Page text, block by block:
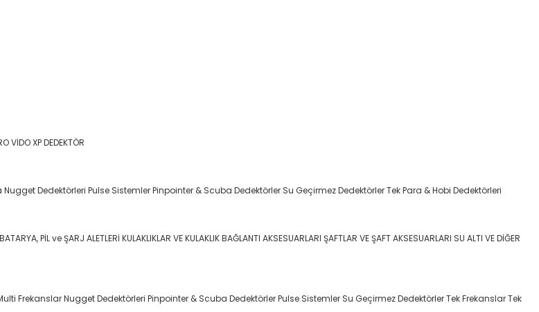
VİDOXP DEDEKTÖR
Nugget Dedektörleri Pulse SistemlerPinpointer & Scuba Dedektörler Su Geçirmez DedektörlerTek Para & Hobi Dedektörleri
BATARYA, PİL ve ŞARJ ALETLERİ KULAKLIKLAR VE KULAKLIK BAĞLANTI AKSESUARLARI ŞAFTLAR VE ŞAFT AKSESUARLARI SU ALTI VE DİĞER
FrekanslarNugget Dedektörleri Pinpointer & Scuba DedektörlerPulse Sistemler Su Geçirmez DedektörlerTek FrekanslarTek